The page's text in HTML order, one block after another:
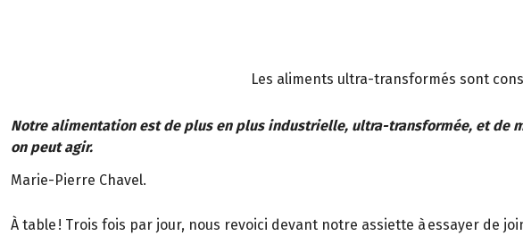
Les aliments ultra-transformés sont
Notre alimentation est de plus en plus industrielle, ultra-transformée, et de
on peut agir.
Marie-Pierre Chavel.
À table ! Trois fois par jour, nous revoici devant notre assiette à essayer de